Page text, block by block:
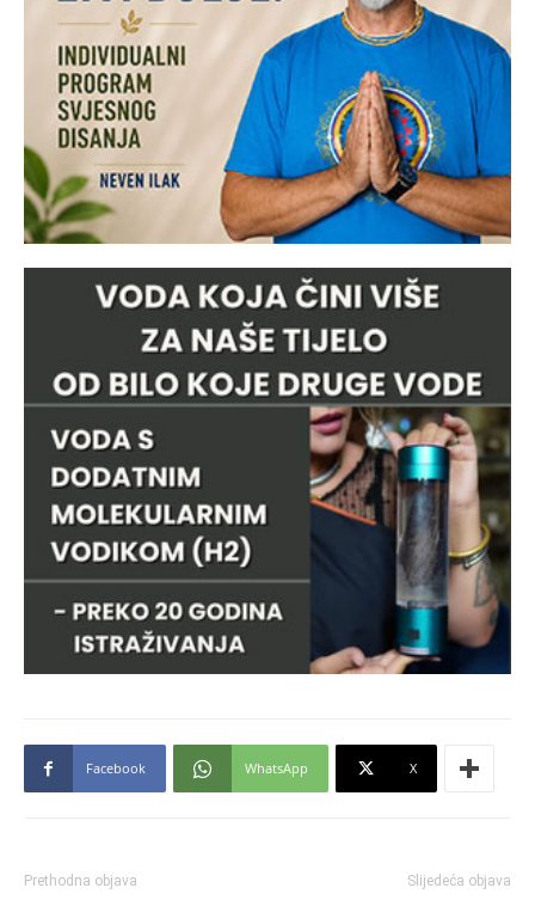
Facebook WhatsApp X
Prethodna objava Slijedeća objava